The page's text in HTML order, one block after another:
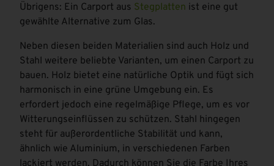
Übrigens: Ein Carport aus Stegplatten ist eine gut
gewählte Alternative zum Glas.
Neben diesen beiden Materialien sind auch Holz und
Stahl weitere beliebte Varianten, um einen Carport zu
bauen. Holz bietet eine natürliche Optik und fügt sich
harmonisch in eine grüne Umgebung ein. Es
erfordert jedoch eine regelmäßige Pflege, um es vor
Witterungseinflüssen zu schützen. Stahl hingegen
steht für außerordentliche Stabilität und kann,
ähnlich wie Aluminium, in verschiedenen Farben
lackiert werden. Dadurch können Sie die Farbe Ihres